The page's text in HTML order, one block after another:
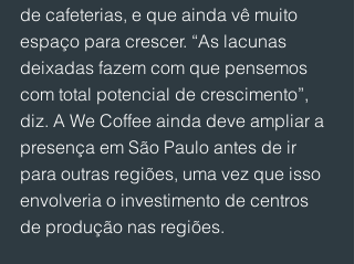
de cafeterias, e que ainda vê muito
espaço para crescer. “As lacunas
deixadas fazem com que pensemos
com total potencial de crescimento”,
diz. A We Coffee ainda deve ampliar a
presença em São Paulo antes de ir
para outras regiões, uma vez que isso
envolveria o investimento de centros
de produção nas regiões.